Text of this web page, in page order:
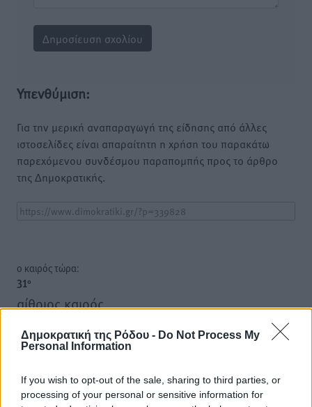
Δημοκρατική της Ρόδου - Do Not Process My
Personal Information
If you wish to opt-out of the sale, sharing to third parties, or
processing of your personal or sensitive information for
Υπενθύμιση:
Για την μερική αναπαραγωγή της είδησης από άλλες
ιστοσελίδες είναι απαραίτητη η χρήση του παρακάτω
παρεχόμενου συνδέσμου παραπομπής προς το άρθρο
της Δημοκρατικής.
o καιρός τώρα:
31°
αίθριος καιρός
13km/h
06:19